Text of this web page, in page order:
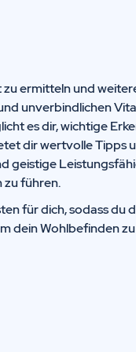
ermitteln und
unverbindlichen
es dir, wichtige
dir wertvolle Tipps
geistige
zu führen.
für dich, sodass du
dein Wohlbefinden